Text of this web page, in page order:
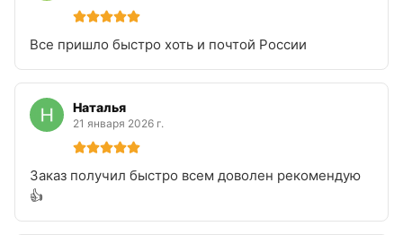
Все пришло быстро хоть и почтой России
Наталья
21 января 2026 г.
Заказ получил быстро всем доволен рекомендую
👍